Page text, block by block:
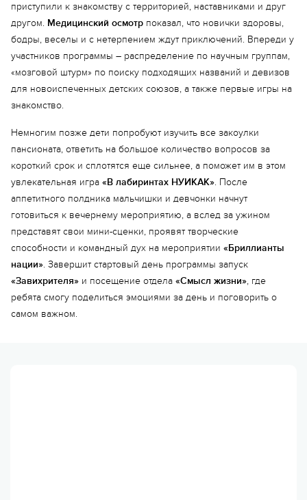
приступили к знакомству с территорией, наставниками и друг
другом. Медицинский осмотр показал, что новички здоровы,
бодры, веселы и с нетерпением ждут приключений. Впереди у
участников программы – распределение по научным группам,
«мозговой штурм» по поиску подходящих названий и девизов
для новоиспеченных детских союзов, а также первые игры на
знакомство.
Немногим позже дети попробуют изучить все закоулки
пансионата, ответить на большое количество вопросов за
короткий срок и сплотятся еще сильнее, а поможет им в этом
увлекательная игра «В лабиринтах НУИКАК». После
аппетитного полдника мальчишки и девчонки начнут
готовиться к вечернему мероприятию, а вслед за ужином
представят свои мини-сценки, проявят творческие
способности и командный дух на мероприятии «Бриллианты
нации». Завершит стартовый день программы запуск
«Завихрителя» и посещение отдела «Смысл жизни», где
ребята смогу поделиться эмоциями за день и поговорить о
самом важном.